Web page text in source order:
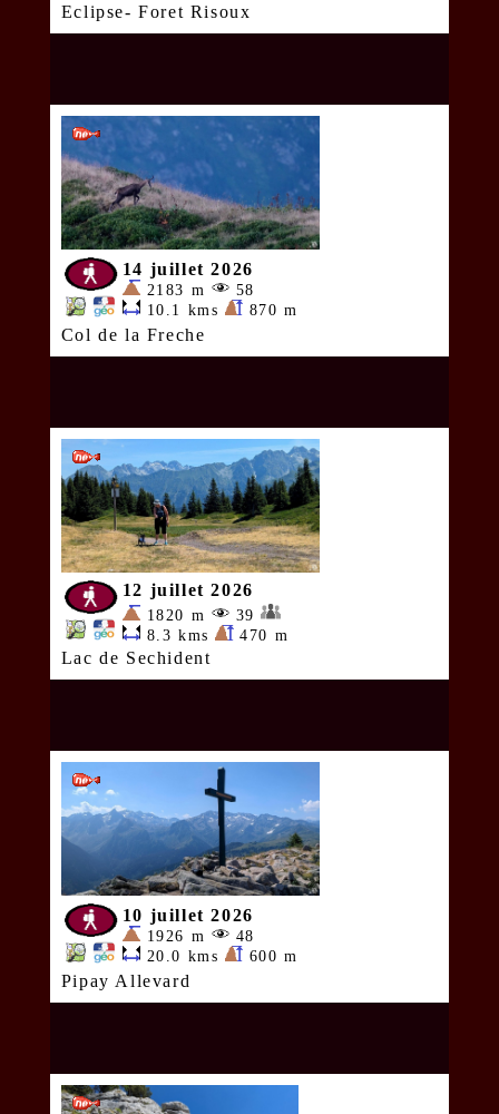
Eclipse- Foret Risoux
14 juillet 2026
2183 m
58
10.1 kms
870 m
Col de la Freche
12 juillet 2026
1820 m
39
8.3 kms
470 m
Lac de Sechident
10 juillet 2026
1926 m
48
20.0 kms
600 m
Pipay Allevard